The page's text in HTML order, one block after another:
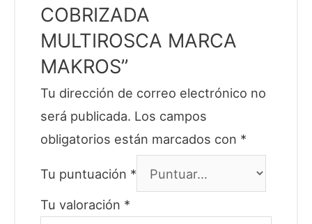
COBRIZADA
MULTIROSCA MARCA
MAKROS”
Tu dirección de correo electrónico no
será publicada. Los campos
obligatorios están marcados con *
Tu puntuación *
Tu valoración *